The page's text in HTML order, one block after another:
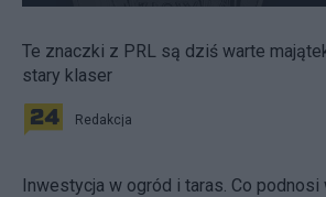
Te znaczki z PRL są dziś warte
stary klaser
Redakcja
Inwestycja w ogród i taras. Co podnosi